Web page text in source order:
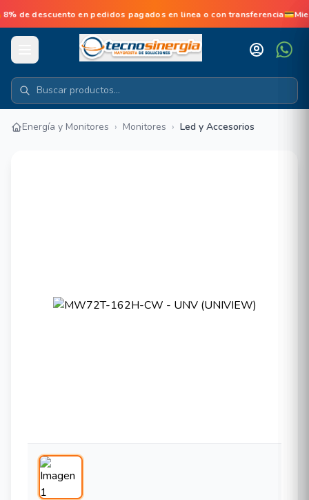
de descuento en pedidos pagados en linea o con
Energía y Monitores › Monitores › Led y Accesorios